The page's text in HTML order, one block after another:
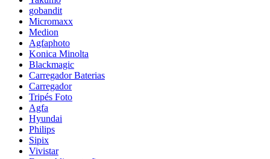
gobandit
Micromaxx
Medion
Agfaphoto
Konica Minolta
Blackmagic
Carregador Baterias
Carregador
Tripés Foto
Agfa
Hyundai
Philips
Sipix
Vivistar